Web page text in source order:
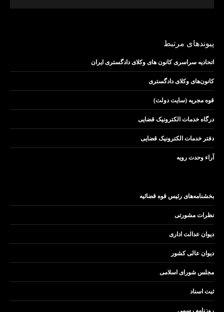
پیوندهای مرتبط
اتحادیه سراسری کانون های وکلای دادگستری ایران
کانون‌های وکلای دادگستری
قوه مجریه (سایت دولت)
درگاه خدمات الکترونیک قضایی
دفتر خدمات الکترونیک قضایی
آراء وحدت رویه
بخشنامه‌های رئیس قوه قضائیه
نظرات مشورتی
دیوان عدالت اداری
دیوان عالی کشور
مجلس شورای اسلامی
ثبت اسناد
روزنامه رسمی